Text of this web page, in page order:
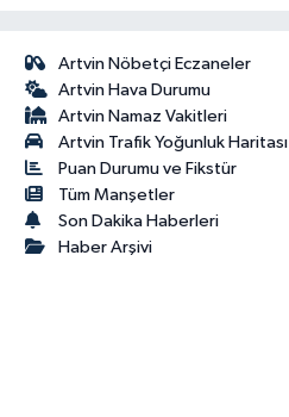
Artvin Nöbetçi Eczaneler
Artvin Hava Durumu
Artvin Namaz Vakitleri
Artvin Trafik Yoğunluk Haritası
Puan Durumu ve Fikstür
Tüm Manşetler
Son Dakika Haberleri
Haber Arşivi